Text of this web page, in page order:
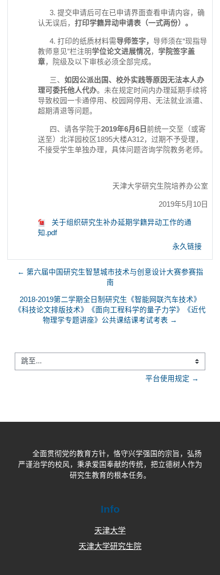
3. 提交申请后可在已申请界面查看申请内容，确
认无误后， 打印学籍异动申请表（一式两份）。
4. 打印的纸质材料需导师签字， 导师须在“现指导
教师意见”栏注明学位论文进展情况， 学院签字盖
章，院级及以下审核必须全部完成。
三、 如因公派出国、校外实践等原因无法本人办
理可委托他人代办。未在规定时间内办理延期手续将
导致校园一卡通停用、校园网停用、无法就业派遣、
超期清退等问题。
四、请各学院于2019年6月 6 日 前统一交至（或寄
送至）北洋园校区1895大楼A312，过期不予受理，
不接受学生单独办理，具体问题咨询学院教务老师。
天津大学研究生院培养办公室
2019年5月10日
关于组织研究生补办延期学籍异动工作的通
知.pdf
永久链接
← 第六届中国研究生智慧城市技术与创意设计大赛参赛指
南
2018-2019第二学期全日制研究生《智能网联汽车技术》
《科技论文排版技术》《面向工程科学的量子力学》《近代
物理学专题讲座》公共课结课考试考表 →
跳至...
平台使用规定 →
全面贯彻党的教育方针，恪守兴学强国的宗旨，弘扬
严谨治学的校风，秉承爱国奉献的传统，把立德树人作为
研究生教育的根本任务。
Info
天津大学
天津大学研究生院